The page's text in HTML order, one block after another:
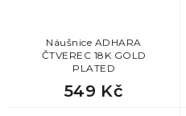
Náušnice ADHARA
ČTVEREC 18K GOLD
PLATED
549 Kč